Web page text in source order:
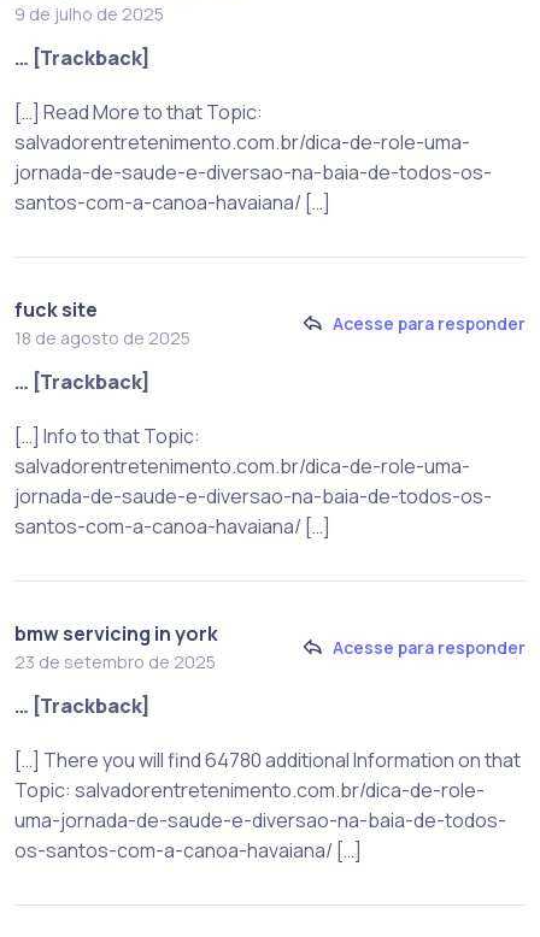
9 de julho de 2025
… [Trackback]
[…] Read More to that Topic:
salvadorentretenimento.com.br/dica-de-role-uma-
jornada-de-saude-e-diversao-na-baia-de-todos-os-
santos-com-a-canoa-havaiana/ […]
fuck site
18 de agosto de 2025
Acesse para responder
… [Trackback]
[…] Info to that Topic:
salvadorentretenimento.com.br/dica-de-role-uma-
jornada-de-saude-e-diversao-na-baia-de-todos-os-
santos-com-a-canoa-havaiana/ […]
bmw servicing in york
23 de setembro de 2025
Acesse para responder
… [Trackback]
[…] There you will find 64780 additional Information on that
Topic: salvadorentretenimento.com.br/dica-de-role-
uma-jornada-de-saude-e-diversao-na-baia-de-todos-
os-santos-com-a-canoa-havaiana/ […]